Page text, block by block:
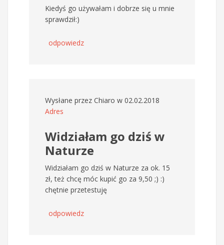
Kiedyś go używałam i dobrze się u mnie
sprawdził:)
odpowiedz
Wysłane przez Chiaro w 02.02.2018
Adres
Widziałam go dziś w
Naturze
Widziałam go dziś w Naturze za ok. 15
zł, też chcę móc kupić go za 9,50 ;) :)
chętnie przetestuję
odpowiedz